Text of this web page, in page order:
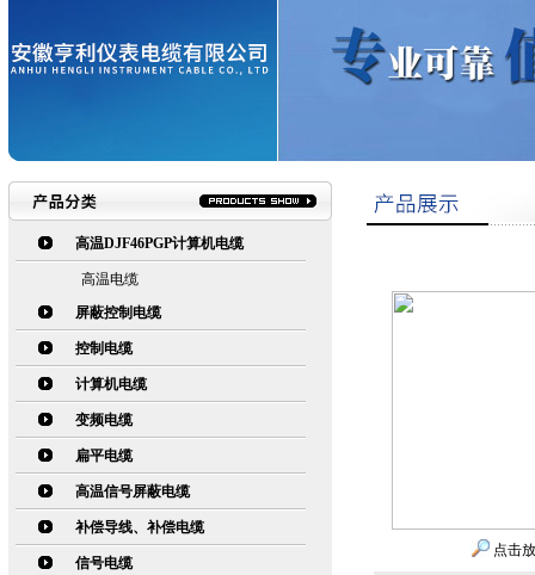
高温DJF46PGP计算机电缆
高温电缆
屏蔽控制电缆
控制电缆
计算机电缆
变频电缆
扁平电缆
高温信号屏蔽电缆
补偿导线、补偿电缆
信号电缆
点击